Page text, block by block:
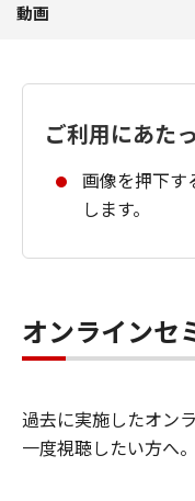
動画
ご利用にあた
画像を押下す
します。
オンラインセ
過去に実施したオン
一度視聴したい方へ